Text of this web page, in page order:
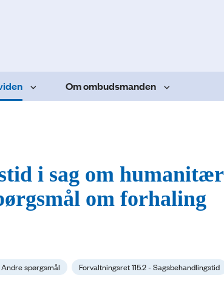
Om ombudsmanden
i sag om humanitær
om forhaling
spørgsmål
Forvaltningsret 115.2 - Sagsbehandlingstid